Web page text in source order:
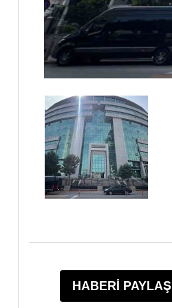
HABERİ PAYLAŞ